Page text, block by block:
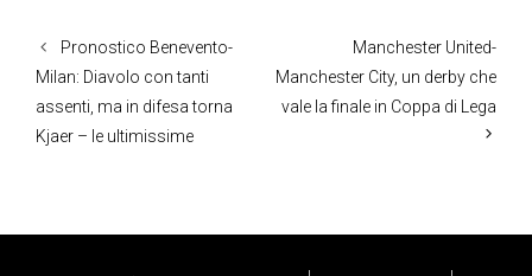
Pronostico Benevento-
Milan: Diavolo con tanti
assenti, ma in difesa torna
Kjaer – le ultimissime
Manchester United-
Manchester City, un derby che
vale la finale in Coppa di Lega